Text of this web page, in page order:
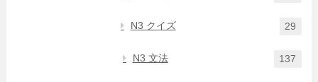
N3 クイズ 29
N3 文法 137